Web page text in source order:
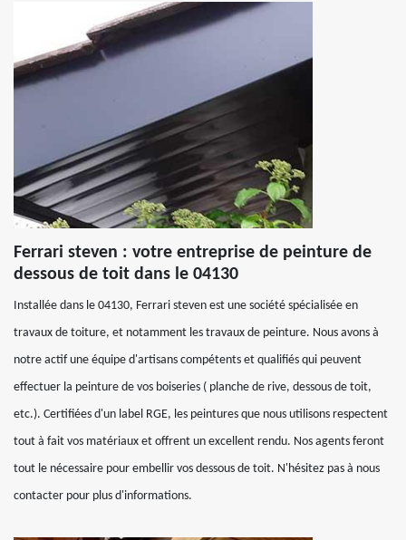
Ferrari steven : votre entreprise de peinture de
dessous de toit dans le 04130
Installée dans le 04130, Ferrari steven est une société spécialisée en
travaux de toiture, et notamment les travaux de peinture. Nous avons à
notre actif une équipe d'artisans compétents et qualifiés qui peuvent
effectuer la peinture de vos boiseries ( planche de rive, dessous de toit,
etc.). Certifiées d'un label RGE, les peintures que nous utilisons respectent
tout à fait vos matériaux et offrent un excellent rendu. Nos agents feront
tout le nécessaire pour embellir vos dessous de toit. N'hésitez pas à nous
contacter pour plus d'informations.